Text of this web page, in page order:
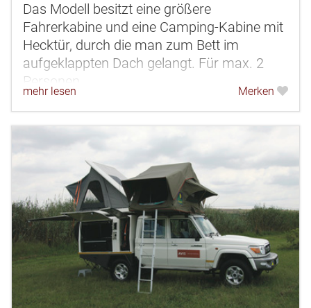
Das Modell besitzt eine größere
Fahrerkabine und eine Camping-Kabine mit
Hecktür, durch die man zum Bett im
aufgeklappten Dach gelangt. Für max. 2
Personen.
mehr lesen Merken